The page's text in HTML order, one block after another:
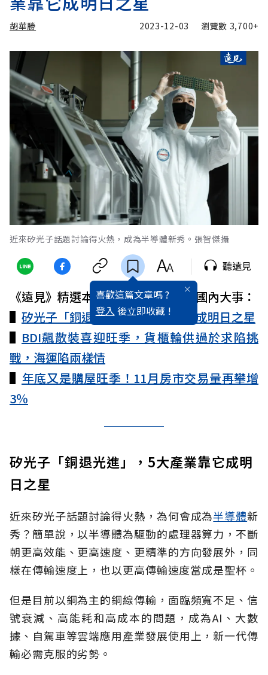
胡華勝 2023-12-03 瀏覽數 3,700+
近來矽光子話題討論得火熱，成為半導體新秀。張智傑攝
喜歡這篇文章嗎 ?
登入 後立即收藏 !
聽遠見
《遠見》精選本週3件最值得關注的國內大事：
▌ 矽光子「銅退光進」，5產業靠它成明日之星
▌ BDI飆散裝喜迎旺季，貨櫃輪供過於求陷挑
戰，海運陷兩樣情
▌ 年底又是購屋旺季！11月房市交易量再攀增
3％
矽光子「銅退光進」，5大產業靠它成明
日之星
近來矽光子話題討論得火熱，為何會成為半導體新
秀？簡單說，以半導體為驅動的處理器算力，不斷
朝更高效能、更高速度、更精準的方向發展外，同
樣在傳輸速度上，也以更高傳輸速度當成是聖杯。
但是目前以銅為主的銅線傳輸，面臨頻寬不足、信
號衰減、高能耗和高成本的問題，成為AI、大數
據、自駕車等雲端應用產業發展使用上，新一代傳
輸必需克服的劣勢。